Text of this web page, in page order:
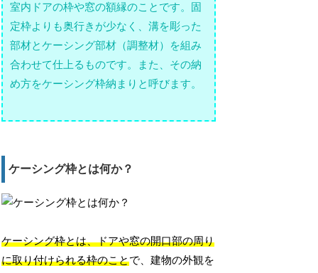
室内ドアの枠や窓の額縁のことです。固
定枠よりも奥行きが少なく、溝を彫った
部材とケーシング部材（調整材）を組み
合わせて仕上るものです。また、その納
め方をケーシング枠納まりと呼びます。
ケーシング枠とは何か？
ケーシング枠とは、ドアや窓の開口部の周り
に取り付けられる枠のことで、建物の外観を